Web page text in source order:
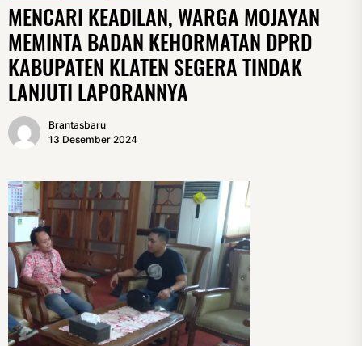
MENCARI KEADILAN, WARGA MOJAYAN
MEMINTA BADAN KEHORMATAN DPRD
KABUPATEN KLATEN SEGERA TINDAK
LANJUTI LAPORANNYA
Brantasbaru
13 Desember 2024